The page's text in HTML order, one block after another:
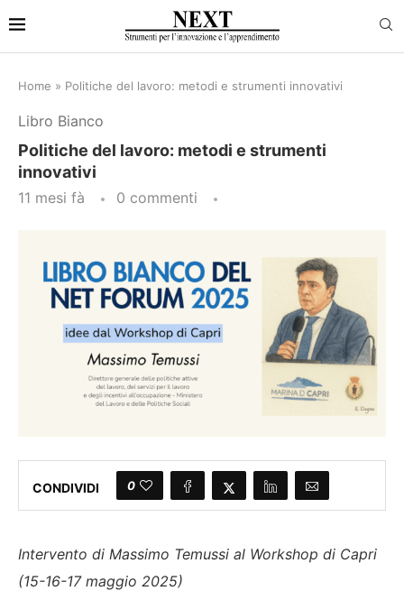
Home » Politiche del lavoro: metodi e strumenti innovativi
Libro Bianco
Politiche del lavoro: metodi e strumenti
innovativi
11 mesi fà 0 commenti
CONDIVIDI 0
Intervento di Massimo Temussi al Workshop di Capri
(15-16-17 maggio 2025)